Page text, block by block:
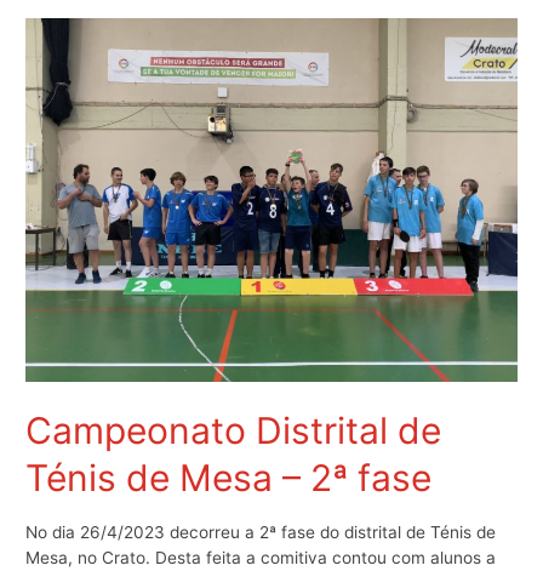
ETA
Apartadura
7º
Ano
Campeonato Distrital de
Ténis de Mesa – 2ª fase
No dia 26/4/2023 decorreu a 2ª fase do distrital de Ténis de
Mesa, no Crato. Desta feita a comitiva contou com alunos a